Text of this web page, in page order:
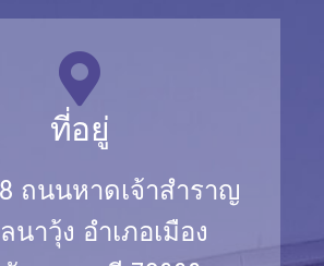
ที่อยู่
ถนนหาดเจ้าสำราญ
นาวุ้ง อำเภอเมือง